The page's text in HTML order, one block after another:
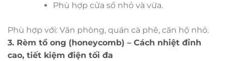
Phù hợp cửa sổ nhỏ và vừa.
Phù hợp với: Văn phòng, quán cà phê, căn hộ nhỏ.
3. Rèm tổ ong (honeycomb) – Cách nhiệt đỉnh
cao, tiết kiệm điện tối đa